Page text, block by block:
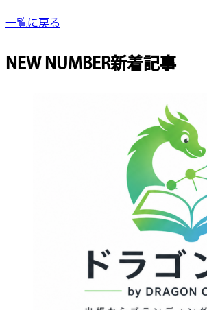
一覧に戻る
NEW NUMBER新着記事